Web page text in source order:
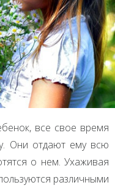
все свое время
Они отдают ему всю
о нем. Ухаживая
различными